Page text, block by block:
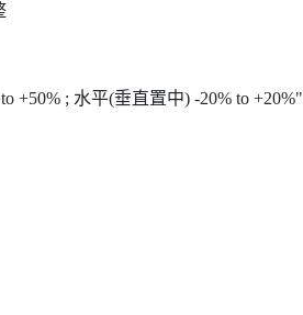
+50% ; 水平(垂直置中) -20% to +20%"